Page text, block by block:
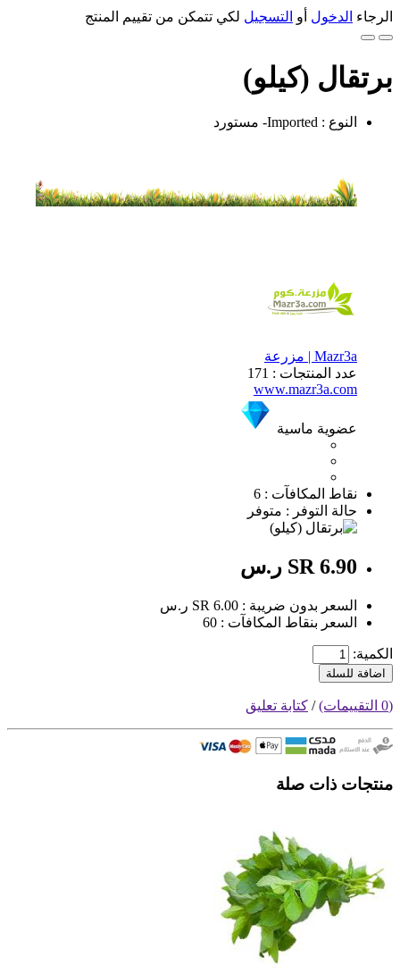
الرجاء الدخول أو التسجيل لكي تتمكن من تقييم المنتج
برتقال (كيلو)
النوع : Imported- مستورد
Mazr3a | مزرعة
عدد المنتجات : 171
www.mazr3a.com
عضوية ماسية
نقاط المكافآت : 6
حالة التوفر : متوفر
SR 6.90 ر.س
السعر بدون ضريبة : SR 6.00 ر.س
السعر بنقاط المكافآت : 60
الكمية:
اضافة للسلة
(0 التقييمات) / كتابة تعليق
منتجات ذات صلة